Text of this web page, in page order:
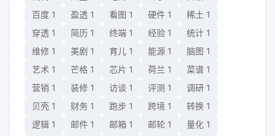
百度 1 盈透 1 看图 1 硬件 1 稀土 1
穿透 1 简历 1 终端 1 经验 1 统计 1
维修 1 美剧 1 育儿 1 能源 1 脑图 1
艺术 1 芒格 1 芯片 1 荷兰 1 菜谱 1
营销 1 装修 1 访谈 1 评测 1 调研 1
贝壳 1 财务 1 跑步 1 跨境 1 转换 1
逻辑 1 邮件 1 邮箱 1 邮轮 1 量化 1